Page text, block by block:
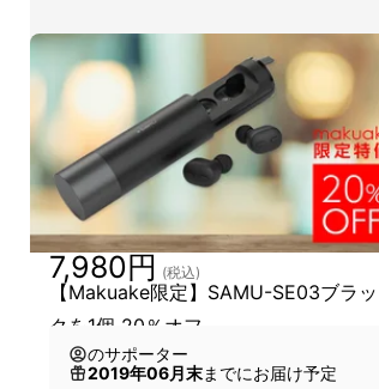
【Makuake限定】SAMU-SE03ブラッ
クを1個 20％オフ
7,980円 (税込)
のサポーター
2019年06月末までにお届け予定